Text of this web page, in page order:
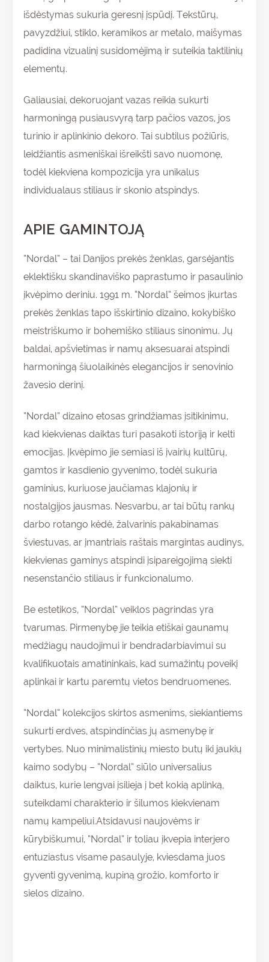
išdėstymas sukuria geresnį įspūdį. Tekstūrų,
pavyzdžiui, stiklo, keramikos ar metalo, maišymas
padidina vizualinį susidomėjimą ir suteikia taktilinių
elementų.
Galiausiai, dekoruojant vazas reikia sukurti
harmoningą pusiausvyrą tarp pačios vazos, jos
turinio ir aplinkinio dekoro. Tai subtilus požiūris,
leidžiantis asmeniškai išreikšti savo nuomonę,
todėl kiekviena kompozicija yra unikalus
individualaus stiliaus ir skonio atspindys.
APIE GAMINTOJĄ
“Nordal” – tai Danijos prekės ženklas, garsėjantis
eklektišku skandinaviško paprastumo ir pasaulinio
įkvėpimo deriniu. 1991 m. “Nordal” šeimos įkurtas
prekės ženklas tapo išskirtinio dizaino, kokybiško
meistriškumo ir bohemiško stiliaus sinonimu. Jų
baldai, apšvietimas ir namų aksesuarai atspindi
harmoningą šiuolaikinės elegancijos ir senovinio
žavesio derinį.
“Nordal” dizaino etosas grindžiamas įsitikinimu,
kad kiekvienas daiktas turi pasakoti istoriją ir kelti
emocijas. Įkvėpimo jie semiasi iš įvairių kultūrų,
gamtos ir kasdienio gyvenimo, todėl sukuria
gaminius, kuriuose jaučiamas klajonių ir
nostalgijos jausmas. Nesvarbu, ar tai būtų rankų
darbo rotango kėdė, žalvarinis pakabinamas
šviestuvas, ar įmantriais raštais margintas audinys,
kiekvienas gaminys atspindi įsipareigojimą siekti
nesenstančio stiliaus ir funkcionalumo.
Be estetikos, “Nordal” veiklos pagrindas yra
tvarumas. Pirmenybę jie teikia etiškai gaunamų
medžiagų naudojimui ir bendradarbiavimui su
kvalifikuotais amatininkais, kad sumažintų poveikį
aplinkai ir kartu paremtų vietos bendruomenes.
“Nordal” kolekcijos skirtos asmenims, siekiantiems
sukurti erdves, atspindinčias jų asmenybę ir
vertybes. Nuo minimalistinių miesto butų iki jaukių
kaimo sodybų – “Nordal” siūlo universalius
daiktus, kurie lengvai įsilieja į bet kokią aplinką,
suteikdami charakterio ir šilumos kiekvienam
namų kampeliui.Atsidavusi naujovėms ir
kūrybiškumui, “Nordal” ir toliau įkvepia interjero
entuziastus visame pasaulyje, kviesdama juos
gyventi gyvenimą, kupiną grožio, komforto ir
sielos dizaino.